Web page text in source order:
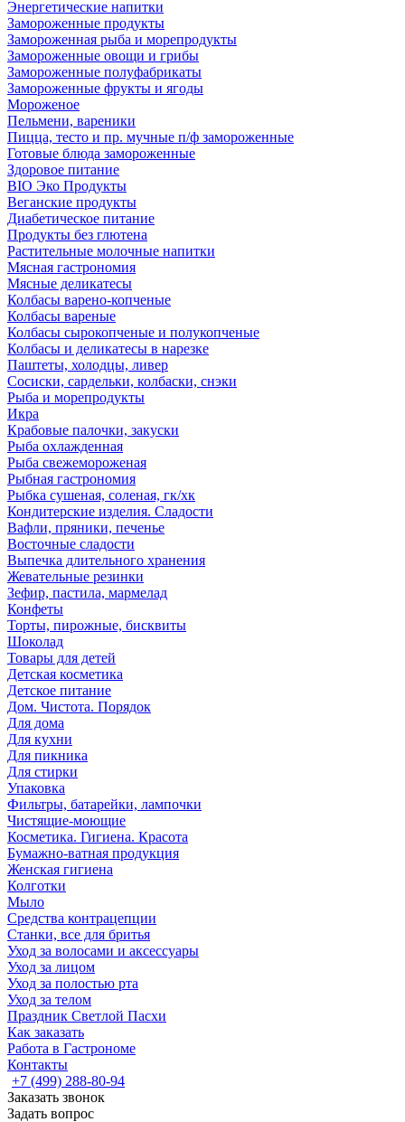
Энергетические напитки
Замороженные продукты
Замороженная рыба и морепродукты
Замороженные овощи и грибы
Замороженные полуфабрикаты
Замороженные фрукты и ягоды
Мороженое
Пельмени, вареники
Пицца, тесто и пр. мучные п/ф замороженные
Готовые блюда замороженные
Здоровое питание
BIO Эко Продукты
Веганские продукты
Диабетическое питание
Продукты без глютена
Растительные молочные напитки
Мясная гастрономия
Мясные деликатесы
Колбасы варено-копченые
Колбасы вареные
Колбасы сырокопченые и полукопченые
Колбасы и деликатесы в нарезке
Паштеты, холодцы, ливер
Сосиски, сардельки, колбаски, снэки
Рыба и морепродукты
Икра
Крабовые палочки, закуски
Рыба охлажденная
Рыба свежемороженая
Рыбная гастрономия
Рыбка сушеная, соленая, гк/хк
Кондитерские изделия. Сладости
Вафли, пряники, печенье
Восточные сладости
Выпечка длительного хранения
Жевательные резинки
Зефир, пастила, мармелад
Конфеты
Торты, пирожные, бисквиты
Шоколад
Товары для детей
Детская косметика
Детское питание
Дом. Чистота. Порядок
Для дома
Для кухни
Для пикника
Для стирки
Упаковка
Фильтры, батарейки, лампочки
Чистящие-моющие
Косметика. Гигиена. Красота
Бумажно-ватная продукция
Женская гигиена
Колготки
Мыло
Средства контрацепции
Станки, все для бритья
Уход за волосами и аксессуары
Уход за лицом
Уход за полостью рта
Уход за телом
Праздник Светлой Пасхи
Как заказать
Работа в Гастрономе
Контакты
+7 (499) 288-80-94
Заказать звонок
Задать вопрос